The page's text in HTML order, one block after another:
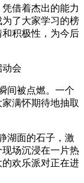
借着杰出的能力
了大家学习的榜
积极性，为今后
间被点燃。一个
满怀期待地抽取
湖面的石子，激
场沉浸在一片热
欢乐派对正在进